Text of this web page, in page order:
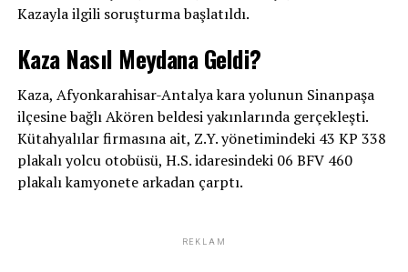
Kazayla ilgili soruşturma başlatıldı.
Kaza Nasıl Meydana Geldi?
Kaza, Afyonkarahisar-Antalya kara yolunun Sinanpaşa
ilçesine bağlı Akören beldesi yakınlarında gerçekleşti.
Kütahyalılar firmasına ait, Z.Y. yönetimindeki 43 KP 338
plakalı yolcu otobüsü, H.S. idaresindeki 06 BFV 460
plakalı kamyonete arkadan çarptı.
REKLAM